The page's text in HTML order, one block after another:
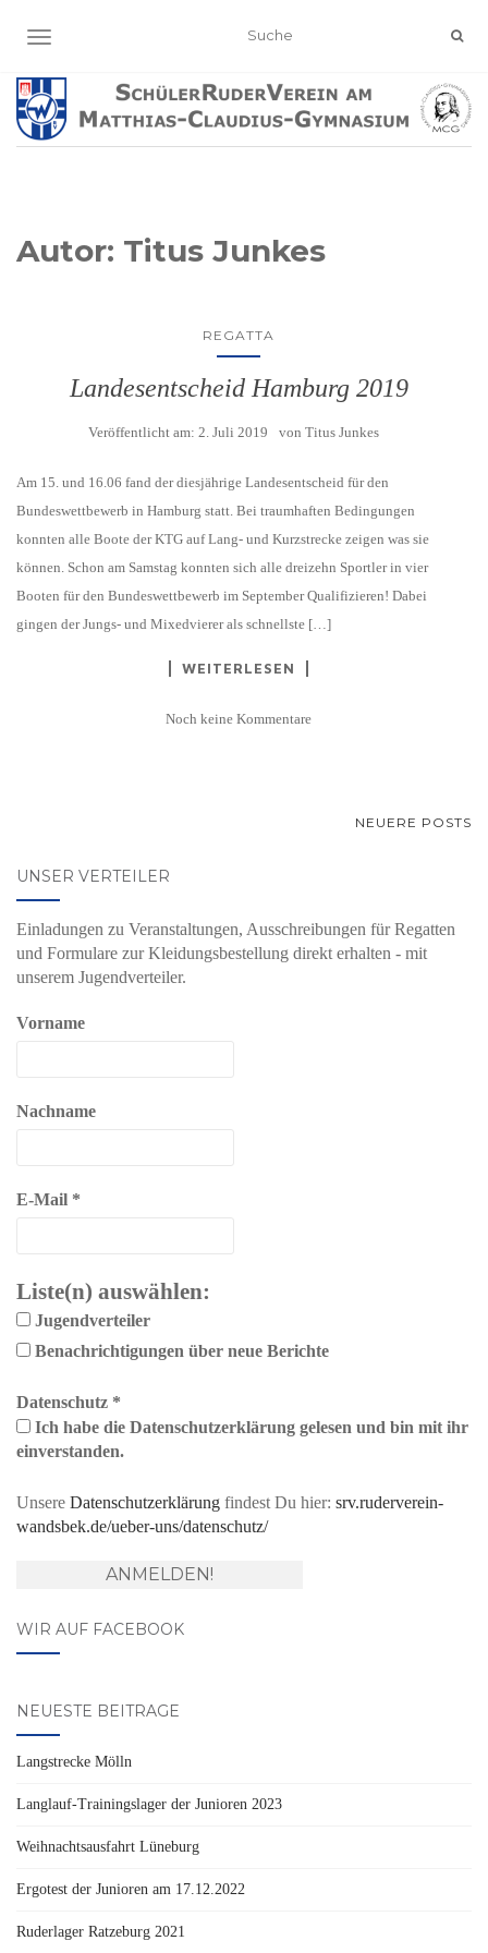
NAVIGATION EIN-/AUSSCHALTEN
Autor: Titus Junkes
REGATTA
Landesentscheid Hamburg 2019
Veröffentlicht am: 2. Juli 2019 von Titus Junkes
Am 15. und 16.06 fand der diesjährige Landesentscheid für den
Bundeswettbewerb in Hamburg statt. Bei traumhaften Bedingungen
konnten alle Boote der KTG auf Lang- und Kurzstrecke zeigen was sie
können. Schon am Samstag konnten sich alle dreizehn Sportler in vier
Booten für den Bundeswettbewerb im September Qualifizieren! Dabei
gingen der Jungs- und Mixedvierer als schnellste […]
WEITERLESEN
Noch keine Kommentare
BEITRAGSNAVIGATIONNEUERE POSTS
UNSER VERTEILER
Einladungen zu Veranstaltungen, Ausschreibungen für Regatten
und Formulare zur Kleidungsbestellung direkt erhalten - mit
unserem Jugendverteiler.
Vorname
Nachname
E-Mail *
Liste(n) auswählen:
Jugendverteiler
Benachrichtigungen über neue Berichte
Datenschutz *
Ich habe die Datenschutzerklärung gelesen und bin mit ihr
einverstanden.
Unsere Datenschutzerklärung findest Du hier: srv.ruderverein-
wandsbek.de/ueber-uns/datenschutz/
WIR AUF FACEBOOK
NEUESTE BEITRÄGE
Langstrecke Mölln
Langlauf-Trainingslager der Junioren 2023
Weihnachtsausfahrt Lüneburg
Ergotest der Junioren am 17.12.2022
Ruderlager Ratzeburg 2021